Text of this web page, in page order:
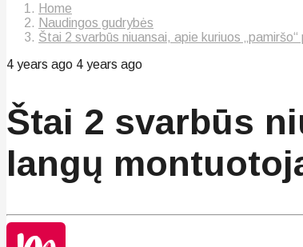
Home
Naudingos gudrybės
Štai 2 svarbūs niuansai, apie kuriuos
4 years ago 4 years ago
Štai 2 svarbūs
langų